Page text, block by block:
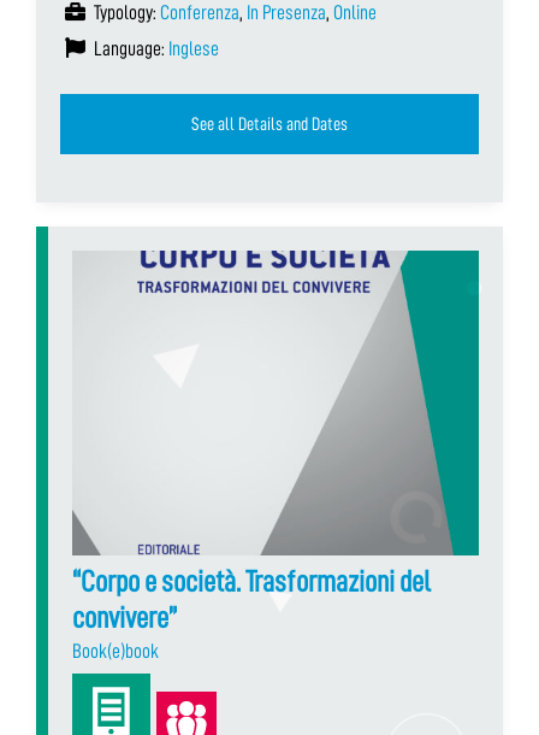
Typology: Conferenza, In Presenza, Online
Language: Inglese
See all Details and Dates
“Corpo e società. Trasformazioni del
convivere”
Book(e)book